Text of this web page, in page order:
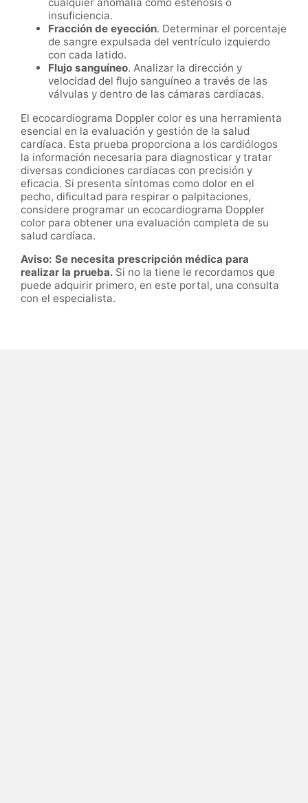
insuficiencia.
Fracción de eyección. Determinar el porcentaje
de sangre expulsada del ventrículo izquierdo
con cada latido.
Flujo sanguíneo. Analizar la dirección y
velocidad del flujo sanguíneo a través de las
válvulas y dentro de las cámaras cardíacas.
El ecocardiograma Doppler color es una herramienta
esencial en la evaluación y gestión de la salud
cardíaca. Esta prueba proporciona a los cardiólogos
la información necesaria para diagnosticar y tratar
diversas condiciones cardíacas con precisión y
eficacia. Si presenta síntomas como dolor en el
pecho, dificultad para respirar o palpitaciones,
considere programar un ecocardiograma Doppler
color para obtener una evaluación completa de su
salud cardíaca.
Aviso: Se necesita prescripción médica para
realizar la prueba. Si no la tiene le recordamos que
puede adquirir primero, en este portal, una consulta
con el especialista.